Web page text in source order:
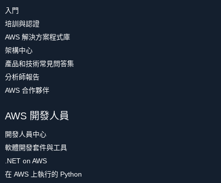
入門
培訓與認證
AWS 解決方案程式庫
架構中心
產品和技術常見問答集
分析師報告
AWS 合作夥伴
AWS 開發人員
開發人員中心
軟體開發套件與工具
.NET on AWS
在 AWS 上執行的 Python